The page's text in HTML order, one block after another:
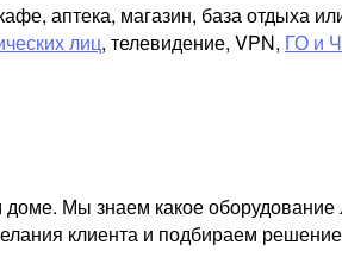
аптека, магазин, база отдыха
лиц, телевидение, VPN, ГО и
Мы знаем какое
клиента и подбираем